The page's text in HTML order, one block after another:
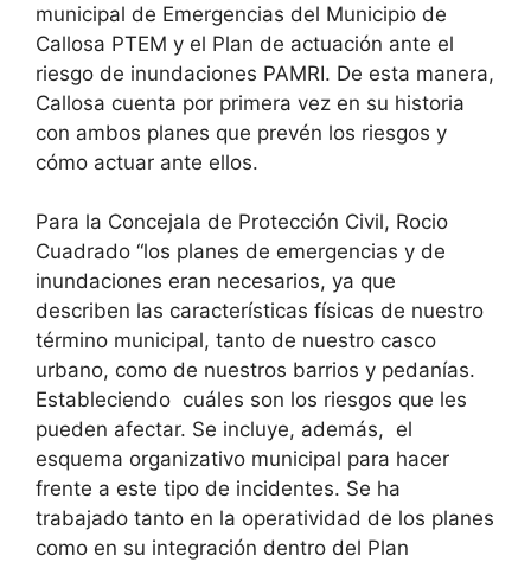
municipal de Emergencias del Municipio de
Callosa PTEM y el Plan de actuación ante el
riesgo de inundaciones PAMRI. De esta manera,
Callosa cuenta por primera vez en su historia
con ambos planes que prevén los riesgos y
cómo actuar ante ellos.
Para la Concejala de Protección Civil, Rocio
Cuadrado “los planes de emergencias y de
inundaciones eran necesarios, ya que
describen las características físicas de nuestro
término municipal, tanto de nuestro casco
urbano, como de nuestros barrios y pedanías.
Estableciendo cuáles son los riesgos que les
pueden afectar. Se incluye, además, el
esquema organizativo municipal para hacer
frente a este tipo de incidentes. Se ha
trabajado tanto en la operatividad de los planes
como en su integración dentro del Plan